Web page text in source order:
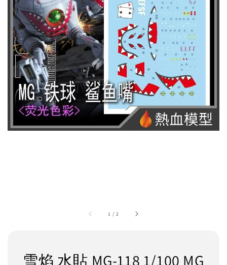
1 /2
雪焰 水貼 MG-118 1/100 MG